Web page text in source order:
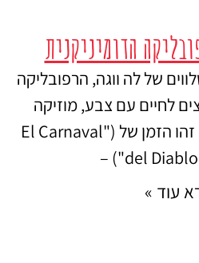
הדומיניקנית
של לה ווגה, הרפובליקה
לחיים עם צבע, מוזיקה
ואנרגיה בלתי מרוסנת. זהו הזמן של ("El Carnaval
del Diablo
עוד »